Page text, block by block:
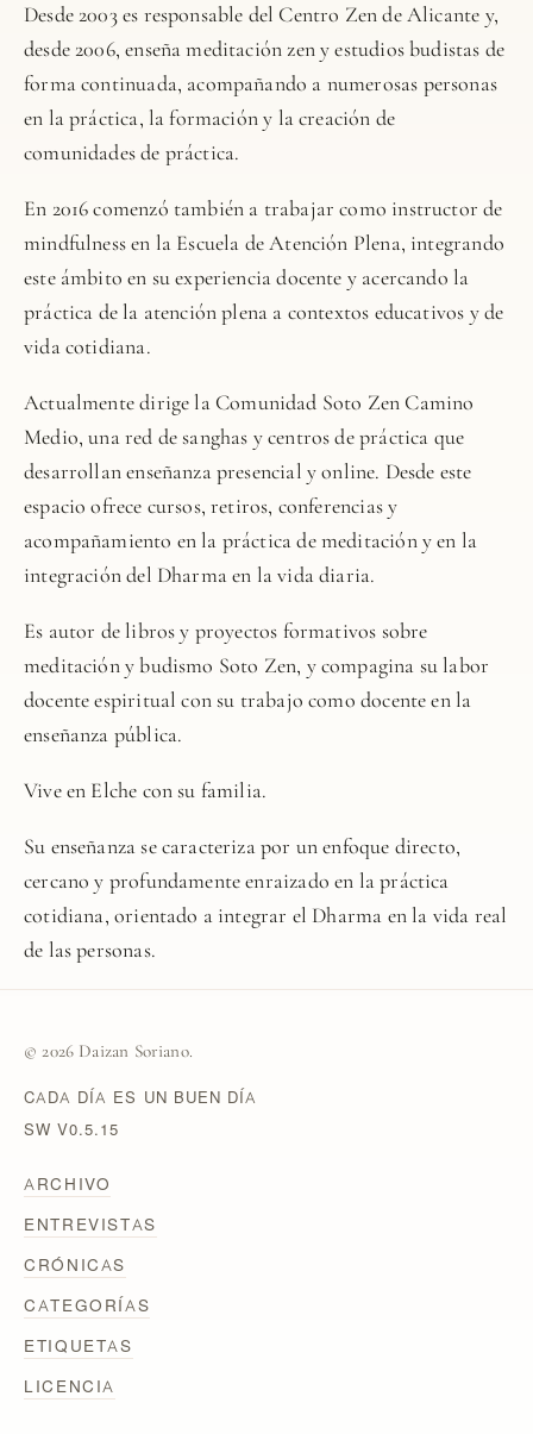
Desde 2003 es responsable del Centro Zen de Alicante y,
desde 2006, enseña meditación zen y estudios budistas de
forma continuada, acompañando a numerosas personas
en la práctica, la formación y la creación de
comunidades de práctica.
En 2016 comenzó también a trabajar como instructor de
mindfulness en la Escuela de Atención Plena, integrando
este ámbito en su experiencia docente y acercando la
práctica de la atención plena a contextos educativos y de
vida cotidiana.
Actualmente dirige la Comunidad Soto Zen Camino
Medio, una red de sanghas y centros de práctica que
desarrollan enseñanza presencial y online. Desde este
espacio ofrece cursos, retiros, conferencias y
acompañamiento en la práctica de meditación y en la
integración del Dharma en la vida diaria.
Es autor de libros y proyectos formativos sobre
meditación y budismo Soto Zen, y compagina su labor
docente espiritual con su trabajo como docente en la
enseñanza pública.
Vive en Elche con su familia.
Su enseñanza se caracteriza por un enfoque directo,
cercano y profundamente enraizado en la práctica
cotidiana, orientado a integrar el Dharma en la vida real
de las personas.
© 2026 Daizan Soriano.
CADA DÍA ES UN BUEN DÍA
SW V0.5.15
ARCHIVO
ENTREVISTAS
CRÓNICAS
CATEGORÍAS
ETIQUETAS
LICENCIA